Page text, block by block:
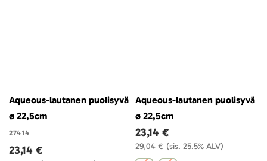
Aqueous-lautanen puolisyvä
ø 22,5cm
27414
23,14 €
Aqueous-lautanen puolisyvä
ø 22,5cm
(sis. 25.5% ALV)
29,04 €
23,14 €